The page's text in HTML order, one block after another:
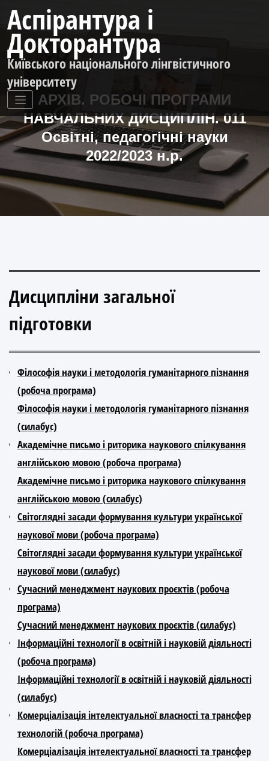
контенту
Аспірантура і
Докторантура
Київського національного лінгвістичного
університету
АРХІВ. РОБОЧІ ПРОГРАМИ
НАВЧАЛЬНИХ ДИСЦИПЛІН. 011
Освітні, педагогічні науки
2022/2023 н.р.
Дисципліни загальної
підготовки
Філософія науки і методологія гуманітарного пізнання
(робоча програма)
Філософія науки і методологія гуманітарного пізнання
(силабус)
Академічне письмо і риторика наукового спілкування
англійською мовою (робоча програма)
Академічне письмо і риторика наукового спілкування
англійською мовою (силабус)
Світоглядні засади формування культури української
наукової мови (робоча програма)
Світоглядні засади формування культури української
наукової мови (силабус)
Сучасний менеджмент наукових проєктів (робоча
програма)
Сучасний менеджмент наукових проєктів (силабус)
Інформаційні технології в освітній і науковій діяльності
(робоча програма)
Інформаційні технології в освітній і науковій діяльності
(силабус)
Комерціалізація інтелектуальної власності та трансфер
технологій (робоча програма)
Комерціалізація інтелектуальної власності та трансфер